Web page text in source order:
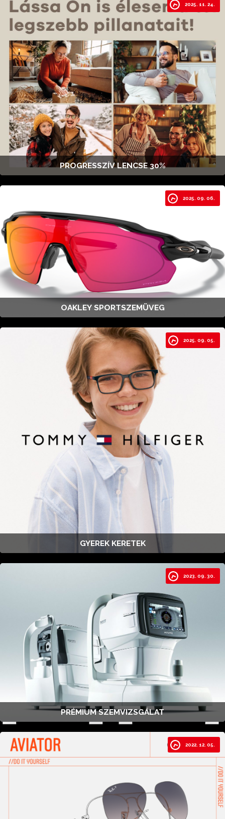
2025. 11. 24.
PROGRESSZÍV LENCSE 30%
2025. 09. 06.
OAKLEY SPORTSZEMÜVEG
2025. 09. 05.
GYEREK KERETEK
2023. 09. 30.
PRÉMIUM SZEMVIZSGÁLAT
2022. 12. 05.